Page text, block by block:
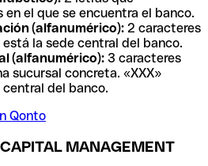
en el que se encuentra el banco.
(alfanumérico): 2 caracteres
la sede central del banco.
(alfanumérico): 3 caracteres
sucursal concreta. «XXX»
del banco.
Qonto
MANAGEMENT